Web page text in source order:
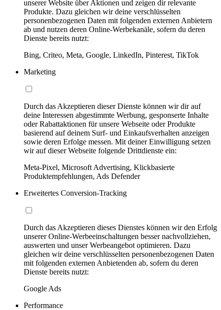
unserer Website über Aktionen und zeigen dir relevante
Produkte. Dazu gleichen wir deine verschlüsselten
personenbezogenen Daten mit folgenden externen Anbietern
ab und nutzen deren Online-Werbekanäle, sofern du deren
Dienste bereits nutzt:
Bing, Criteo, Meta, Google, LinkedIn, Pinterest, TikTok
Marketing
Durch das Akzeptieren dieser Dienste können wir dir auf
deine Interessen abgestimmte Werbung, gesponserte Inhalte
oder Rabattaktionen für unsere Webseite oder Produkte
basierend auf deinem Surf- und Einkaufsverhalten anzeigen
sowie deren Erfolge messen. Mit deiner Einwilligung setzen
wir auf dieser Webseite folgende Drittdienste ein:
Meta-Pixel, Microsoft Advertising, Klickbasierte
Produktempfehlungen, Ads Defender
Erweitertes Conversion-Tracking
Durch das Akzeptieren dieses Dienstes können wir den Erfolg
unserer Online-Werbeeinschaltungen besser nachvollziehen,
auswerten und unser Werbeangebot optimieren. Dazu
gleichen wir deine verschlüsselten personenbezogenen Daten
mit folgenden externen Anbietenden ab, sofern du deren
Dienste bereits nutzt:
Google Ads
Performance